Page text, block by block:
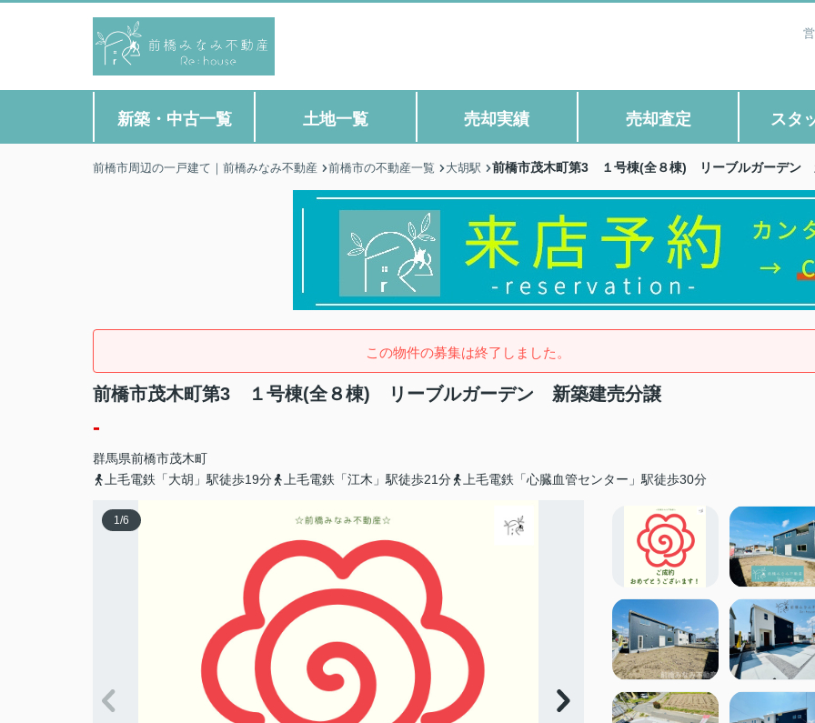
新築・中古一覧 土地一覧 売却実績 売却査定 スタ
前橋市周辺の一戸建て｜前橋みなみ不動産 前橋市の不動産一覧 大胡駅 前橋市茂木町第3 １号棟(全８棟) リーブルガーデン
この物件の募集は終了しました。
前橋市茂木町第3 １号棟(全８棟) リーブルガーデン 新築建売分譲
-
群馬県前橋市茂木町
上毛電鉄「大胡」駅徒歩19分
上毛電鉄「江木」駅徒歩21分 上毛電鉄「心臓血管センター」駅徒歩30分
1/6